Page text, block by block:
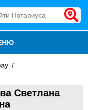
Светлана